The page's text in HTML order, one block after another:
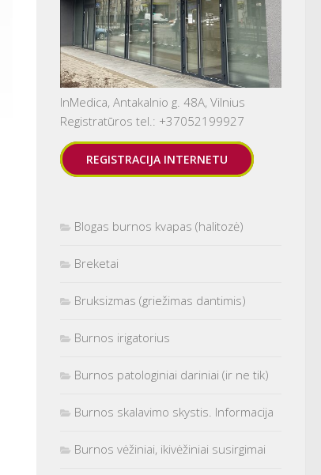
InMedica, Antakalnio g. 48A, Vilnius
Registratūros tel.: +37052199927
REGISTRACIJA INTERNETU
Blogas burnos kvapas (halitozė)
Breketai
Bruksizmas (griežimas dantimis)
Burnos irigatorius
Burnos patologiniai dariniai (ir ne tik)
Burnos skalavimo skystis. Informacija
Burnos vėžiniai, ikivėžiniai susirgimai